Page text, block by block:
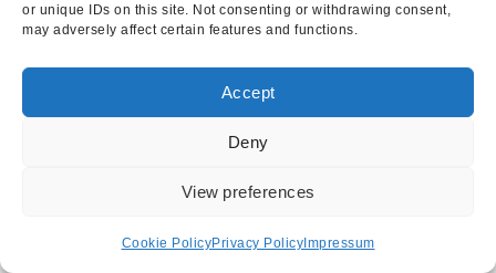
or unique IDs on this site. Not consenting or withdrawing consent,
may adversely affect certain features and functions.
Accept
Deny
View preferences
Cookie PolicyPrivacy PolicyImpressum